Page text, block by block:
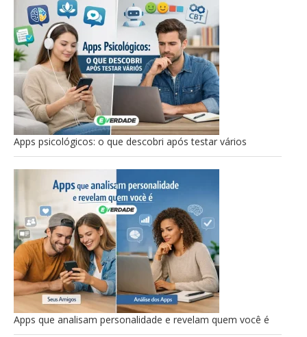
Apps psicológicos: o que descobri após testar vários
Apps que analisam personalidade e revelam quem você é